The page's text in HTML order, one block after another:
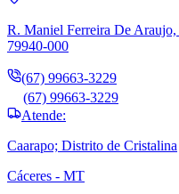
R. Maniel Ferreira De
79940-000
(67) 99663-3229
(67) 99663-3229
Atende:
Caarapo; Distrito de Cristalina
Cáceres - MT